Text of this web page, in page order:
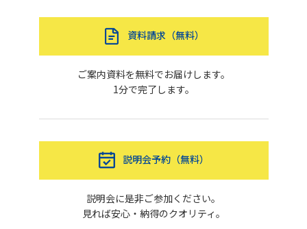
資料請求（無料）
ご案内資料を無料でお届けします。
1分で完了します。
説明会予約（無料）
説明会に是非ご参加ください。
見れば安心・納得のクオリティ。